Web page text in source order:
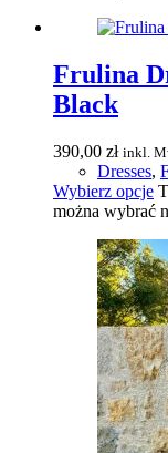
Frulina
Black
390,00 zł inkl.
Dresses,
Wybierz opcje
można wybrać